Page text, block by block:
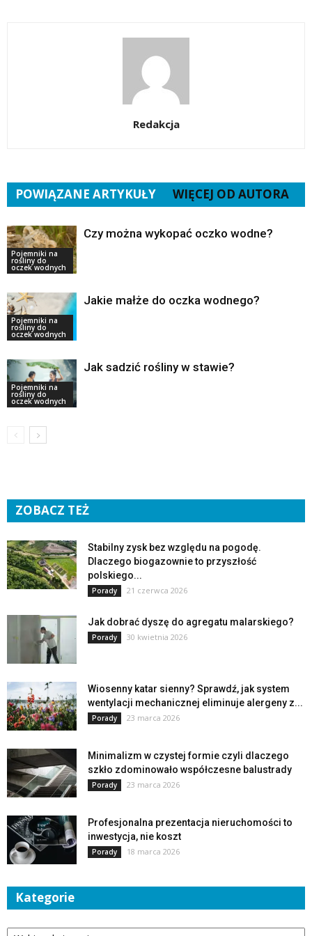
Redakcja
POWIĄZANE ARTYKUŁY WIĘCEJ OD AUTORA
Pojemniki na
rośliny do
oczek wodnych
Czy można wykopać oczko wodne?
Pojemniki na
rośliny do
oczek wodnych
Jakie małże do oczka wodnego?
Pojemniki na
rośliny do
oczek wodnych
Jak sadzić rośliny w stawie?
ZOBACZ TEŻ
Stabilny zysk bez względu na pogodę.
Dlaczego biogazownie to przyszłość
polskiego...
Porady 21 czerwca 2026
Jak dobrać dyszę do agregatu malarskiego?
Porady 30 kwietnia 2026
Wiosenny katar sienny? Sprawdź, jak system
wentylacji mechanicznej eliminuje alergeny z...
Porady 23 marca 2026
Minimalizm w czystej formie czyli dlaczego
szkło zdominowało współczesne balustrady
Porady 23 marca 2026
Profesjonalna prezentacja nieruchomości to
inwestycja, nie koszt
Porady 18 marca 2026
Kategorie
Kategorie